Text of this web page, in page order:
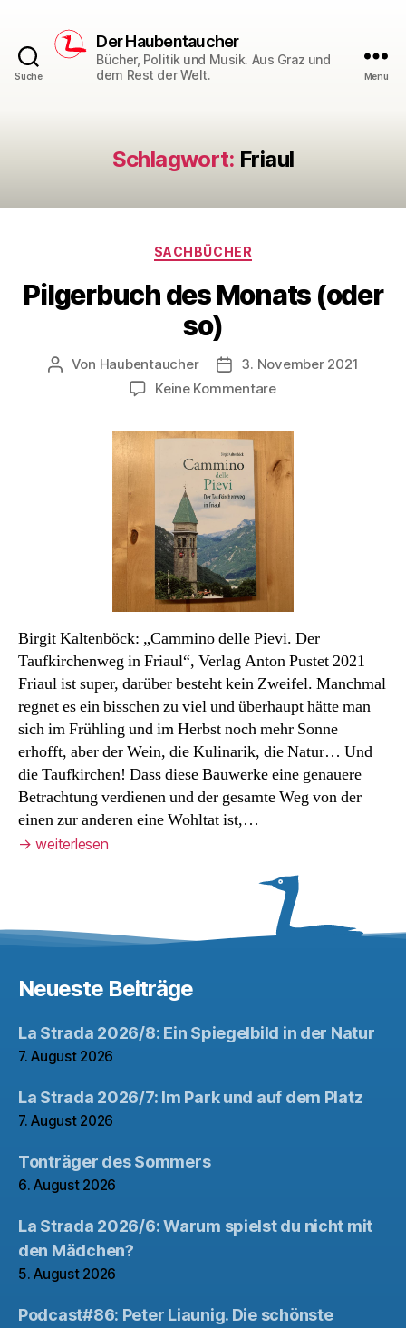
Suche
Der Haubentaucher
Bücher, Politik und Musik. Aus Graz und
dem Rest der Welt.
Menü
Schlagwort: Friaul
Kategorien
SACHBÜCHER
Pilgerbuch des Monats (oder
so)
Beitragsautor
Von Haubentaucher Veröffentlichungsdatum
3. November 2021
Keine Kommentarezu
des
(oder
so)
Birgit Kaltenböck: „Cammino delle Pievi. Der
Taufkirchenweg in Friaul“, Verlag Anton Pustet 2021
Friaul ist super, darüber besteht kein Zweifel. Manchmal
regnet es ein bisschen zu viel und überhaupt hätte man
sich im Frühling und im Herbst noch mehr Sonne
erhofft, aber der Wein, die Kulinarik, die Natur… Und
die Taufkirchen! Dass diese Bauwerke eine genauere
Betrachtung verdienen und der gesamte Weg von der
einen zur anderen eine Wohltat ist,…
→ weiterlesen
Neueste Beiträge
La Strada 2026/8: Ein Spiegelbild in der Natur
7. August 2026
La Strada 2026/7: Im Park und auf dem Platz
7. August 2026
Tonträger des Sommers
6. August 2026
La Strada 2026/6: Warum spielst du nicht mit
den Mädchen?
5. August 2026
Podcast#86: Peter Liaunig. Die schönste